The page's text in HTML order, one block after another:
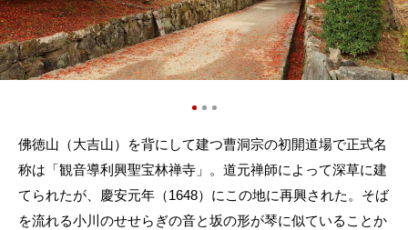
佛徳山（大吉山）を背にして建つ曹洞宗の初開道場で正式名
称は「観音導利興聖宝林禅寺」。道元禅師によって深草に建
てられたが、慶安元年（1648）にこの地に再興された。そば
を流れる小川のせせらぎの音と坂の形が琴に似ていることか